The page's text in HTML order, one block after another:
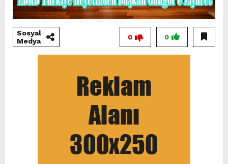
Sosyal
Medya
0
0